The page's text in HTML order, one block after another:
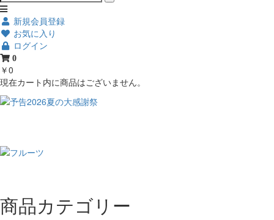
新規会員登録
お気に入り
ログイン
0
￥0
現在カート内に商品はございません。
商品カテゴリー